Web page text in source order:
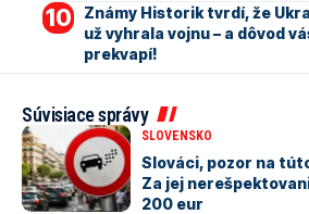
Známy Historik tvrdí, že
už vyhrala vojnu – a dôvod
prekvapí!
Súvisiace správy
SLOVENSKO
Slováci, pozor na
Za jej
200 eur